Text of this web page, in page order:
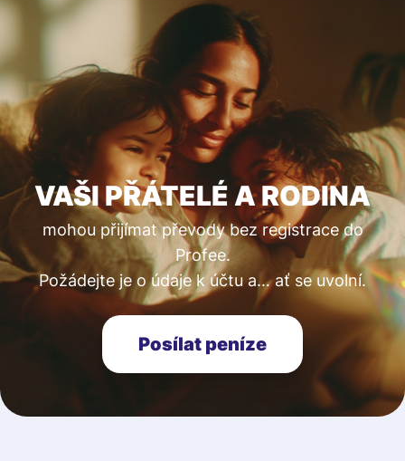
VAŠI PŘÁTELÉ A RODINA
mohou přijímat převody bez registrace do
Profee.
Požádejte je o údaje k účtu a… ať se uvolní.
Posílat peníze